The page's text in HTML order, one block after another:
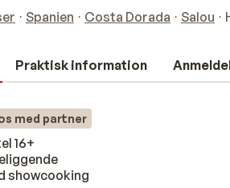
Spanien Costa Dorada Salou
Praktisk information
med partner
16+
showcooking